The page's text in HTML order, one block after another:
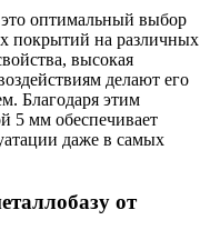
оптимальный выбор
покрытий на различных
высокая
делают его
Благодаря этим
5 мм обеспечивает
даже в самых
от